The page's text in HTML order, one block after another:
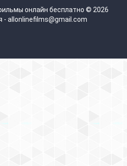
онлайн бесплатно © 2026
- allonlinefilms@gmail.com